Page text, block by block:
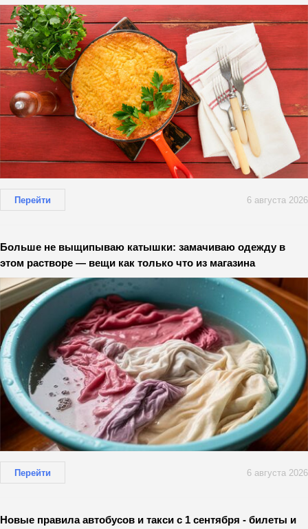
Перейти 6 августа 2026
Больше не выщипываю катышки: замачиваю одежду в
этом растворе — вещи как только что из магазина
Перейти 6 августа 2026
Новые правила автобусов и такси с 1 сентября - билеты и